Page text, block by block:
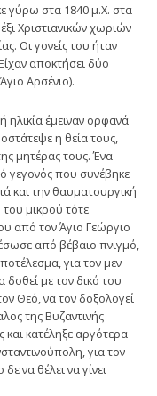
γύρω στα 1840 μ.Χ. στα
Χριστιανικών χωριών
Οι γονείς του ήταν
αποκτήσει δύο
Αρσένιο).
ηλικία έμειναν ορφανά
η θεία τους,
μητέρας τους. Ένα
γεγονός που συνέβηκε
και την θαυματουργική
μικρού τότε
από τον Άγιο Γεώργιο
από βέβαιο πνιγμό,
για τον μεν
δοθεί με τον δικό του
Θεό, να τον δοξολογεί
της Βυζαντινής
και κατέληξε αργότερα
για τον
να θέλει να γίνει